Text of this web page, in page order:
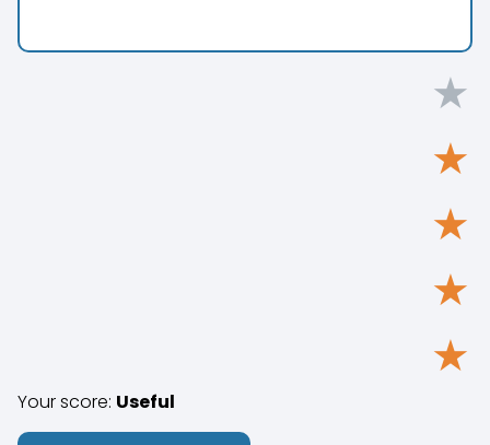
★
★
★
★
★
Your score: Useful